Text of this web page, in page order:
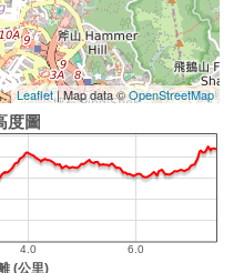
Leaflet| Map data ©OpenStreetMap